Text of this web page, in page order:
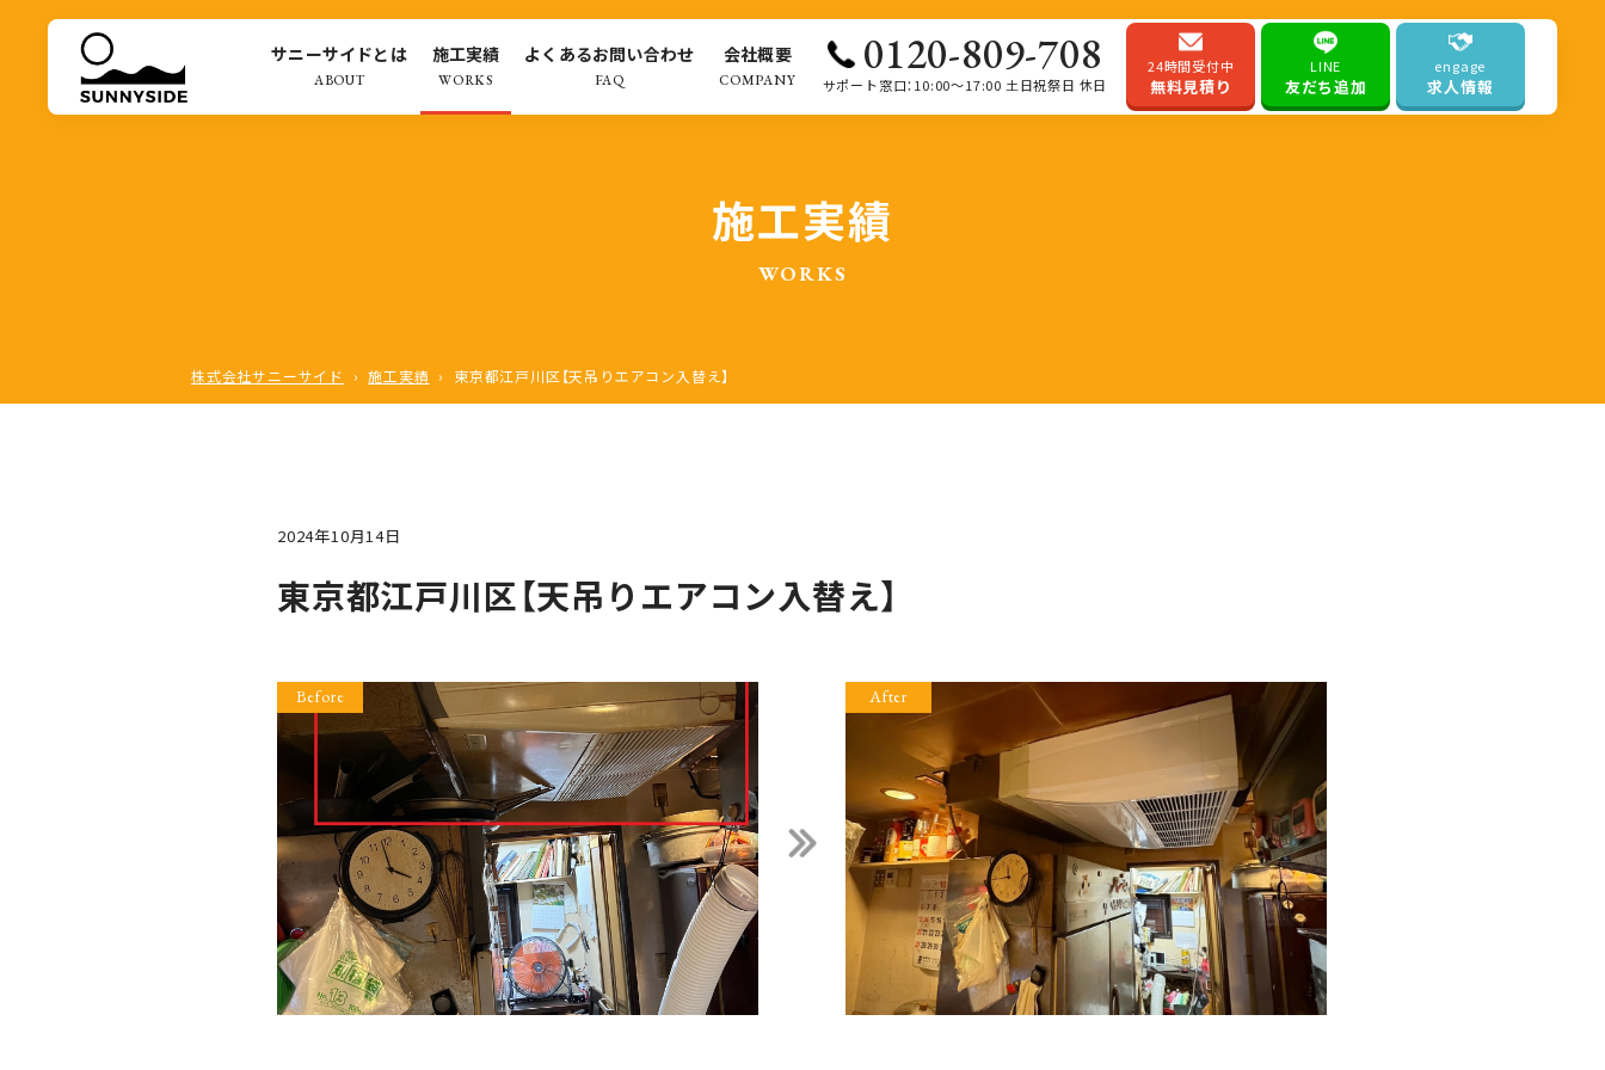
24時間受付中
無料見積り
LINE
友だち追加
engage
求人情報
0120-809-708
サポート窓口：10:00～17:00 土日祝祭日 休日
サニーサイドとは
ABOUT
施工実績
WORKS
よくあるお問い合わせ
FAQ
会社概要
COMPANY
施工実績
WORKS
株式会社サニーサイド › 施工実績 › 東京都江戸川区【天吊りエアコン入替え】
2024年10月14日
東京都江戸川区【天吊りエアコン入替え】